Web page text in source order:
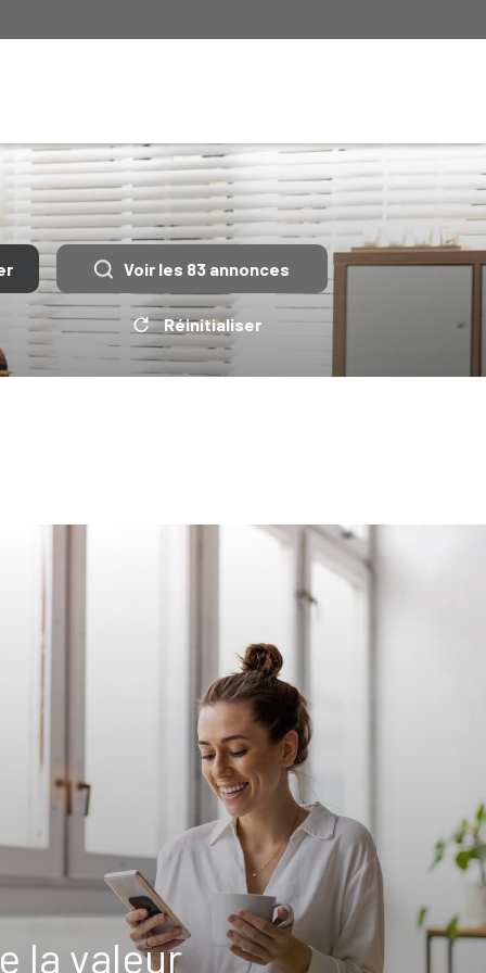
Voir les 83annonces
Réinitialiser
la valeur